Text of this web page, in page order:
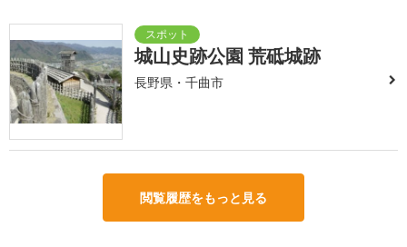
城山史跡公園 荒砥城跡
長野県・千曲市
閲覧履歴をもっと見る